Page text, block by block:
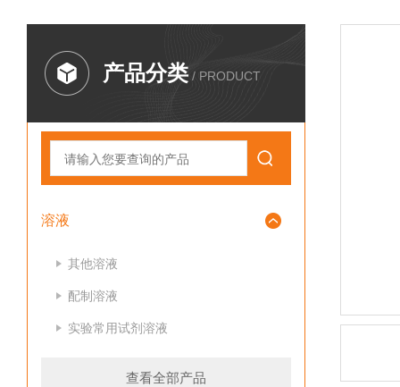
产品分类 / PRODUCT
溶液
其他溶液
配制溶液
实验常用试剂溶液
查看全部产品